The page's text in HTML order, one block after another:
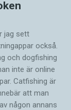
jag sett
också.
och dogfishing
inte är online
Catfishing är
att man
någon annans